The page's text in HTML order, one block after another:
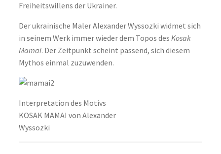
Freiheitswillens der Ukrainer.
Der ukrainische Maler Alexander Wyssozki widmet sich
in seinem Werk immer wieder dem Topos des Kosak
Mamai. Der Zeitpunkt scheint passend, sich diesem
Mythos einmal zuzuwenden.
Interpretation des Motivs
KOSAK MAMAI von Alexander
Wyssozki